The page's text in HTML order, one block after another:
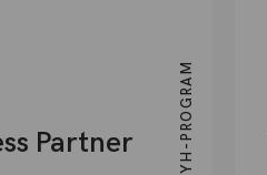
Partner YH-PROGRAM